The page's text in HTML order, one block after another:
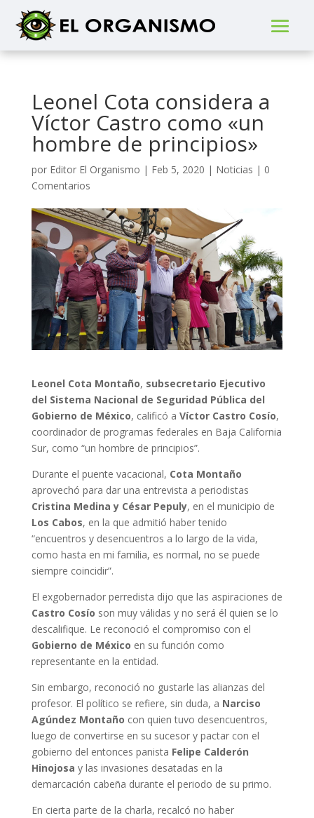
Leonel Cota considera a
Víctor Castro como «un
hombre de principios»
por Editor El Organismo | Feb 5, 2020 | Noticias | 0
Comentarios
Leonel Cota Montaño, subsecretario Ejecutivo
del Sistema Nacional de Seguridad Pública del
Gobierno de México, calificó a Víctor Castro Cosío,
coordinador de programas federales en Baja California
Sur, como “un hombre de principios”.
Durante el puente vacacional, Cota Montaño
aprovechó para dar una entrevista a periodistas
Cristina Medina y César Pepuly, en el municipio de
Los Cabos, en la que admitió haber tenido
“encuentros y desencuentros a lo largo de la vida,
como hasta en mi familia, es normal, no se puede
siempre coincidir”.
El exgobernador perredista dijo que las aspiraciones de
Castro Cosío son muy válidas y no será él quien se lo
descalifique. Le reconoció el compromiso con el
Gobierno de México en su función como
representante en la entidad.
Sin embargo, reconoció no gustarle las alianzas del
profesor. El político se refiere, sin duda, a Narciso
Agúndez Montaño con quien tuvo desencuentros,
luego de convertirse en su sucesor y pactar con el
gobierno del entonces panista Felipe Calderón
Hinojosa y las invasiones desatadas en la
demarcación cabeña durante el periodo de su primo.
En cierta parte de la charla, recalcó no haber